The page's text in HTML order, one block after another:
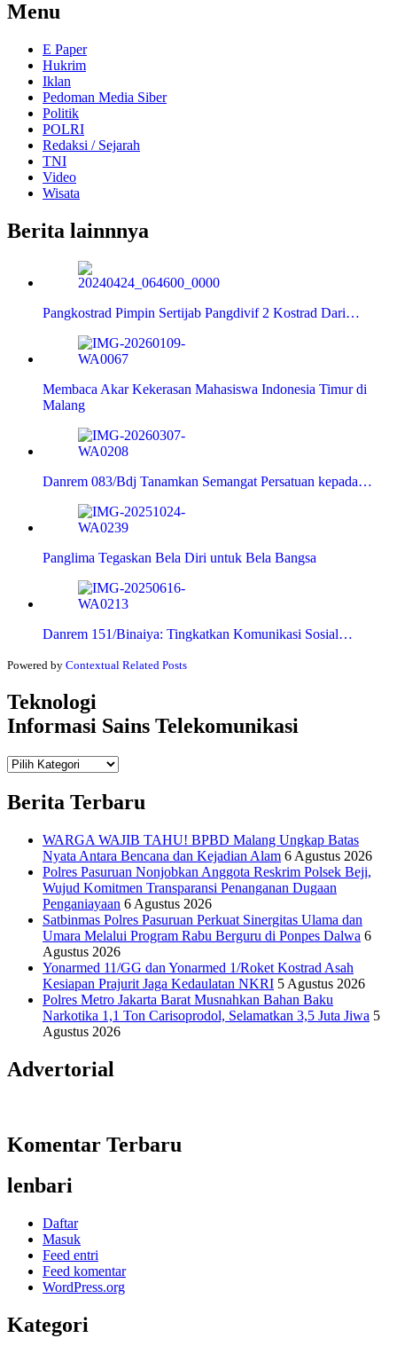
Menu
E Paper
Hukrim
Iklan
Pedoman Media Siber
Politik
POLRI
Redaksi / Sejarah
TNI
Video
Wisata
Berita lainnnya
Pangkostrad Pimpin Sertijab Pangdivif 2 Kostrad Dari…
Membaca Akar Kekerasan Mahasiswa Indonesia Timur di
Malang
Danrem 083/Bdj Tanamkan Semangat Persatuan kepada…
Panglima Tegaskan Bela Diri untuk Bela Bangsa
Danrem 151/Binaiya: Tingkatkan Komunikasi Sosial…
Powered by Contextual Related Posts
Teknologi
Informasi Sains Telekomunikasi
Teknologi
Berita Terbaru
WARGA WAJIB TAHU! BPBD Malang Ungkap Batas
Nyata Antara Bencana dan Kejadian Alam 6 Agustus 2026
Polres Pasuruan Nonjobkan Anggota Reskrim Polsek Beji,
Wujud Komitmen Transparansi Penanganan Dugaan
Penganiayaan 6 Agustus 2026
Satbinmas Polres Pasuruan Perkuat Sinergitas Ulama dan
Umara Melalui Program Rabu Berguru di Ponpes Dalwa 6
Agustus 2026
Yonarmed 11/GG dan Yonarmed 1/Roket Kostrad Asah
Kesiapan Prajurit Jaga Kedaulatan NKRI 5 Agustus 2026
Polres Metro Jakarta Barat Musnahkan Bahan Baku
Narkotika 1,1 Ton Carisoprodol, Selamatkan 3,5 Juta Jiwa 5
Agustus 2026
Advertorial
Komentar Terbaru
lenbari
Daftar
Masuk
Feed entri
Feed komentar
WordPress.org
Kategori